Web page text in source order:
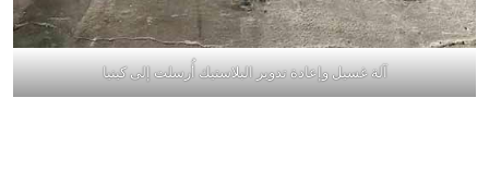
آلة غسيل وإعادة تدوير البلاستيك أُرسلت إلى كينيا